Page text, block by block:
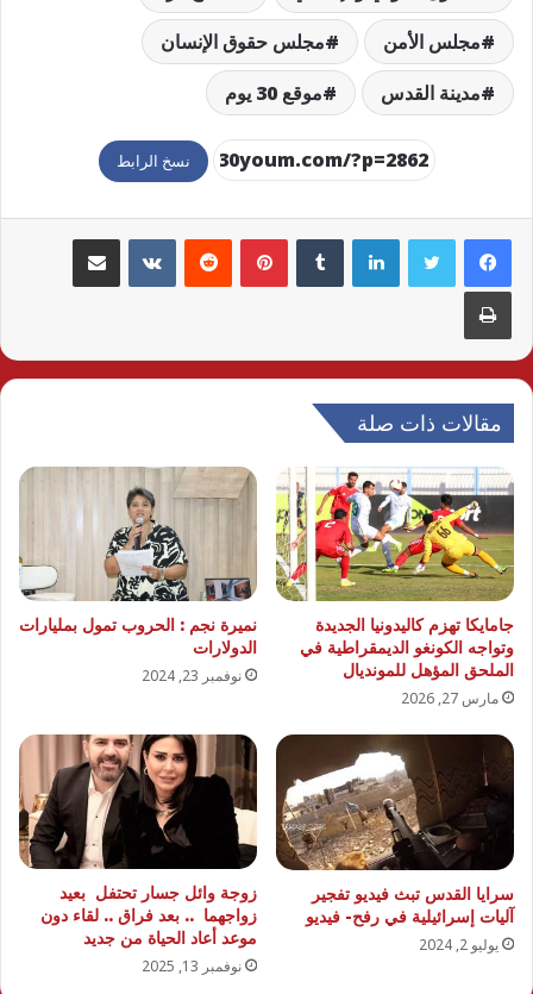
مجلس الأمن
مجلس حقوق الإنسان
مدينة القدس
موقع 30 يوم
نسخ الرابط
لينكدإن بينتيريست مشاركة عبر البريد
طباعة
مقالات ذات صلة
جامايكا تهزم كاليدونيا الجديدة
وتواجه الكونغو الديمقراطية في
الملحق المؤهل للمونديال
مارس 27, 2026
نميرة نجم : الحروب تمول بمليارات
الدولارات
نوفمبر 23, 2024
سرايا القدس تبث فيديو تفجير
آليات إسرائيلية في رفح- فيديو
يوليو 2, 2024
زوجة وائل جسار تحتفل بعيد
زواجهما .. بعد فراق .. لقاء دون
موعد أعاد الحياة من جديد
نوفمبر 13, 2025